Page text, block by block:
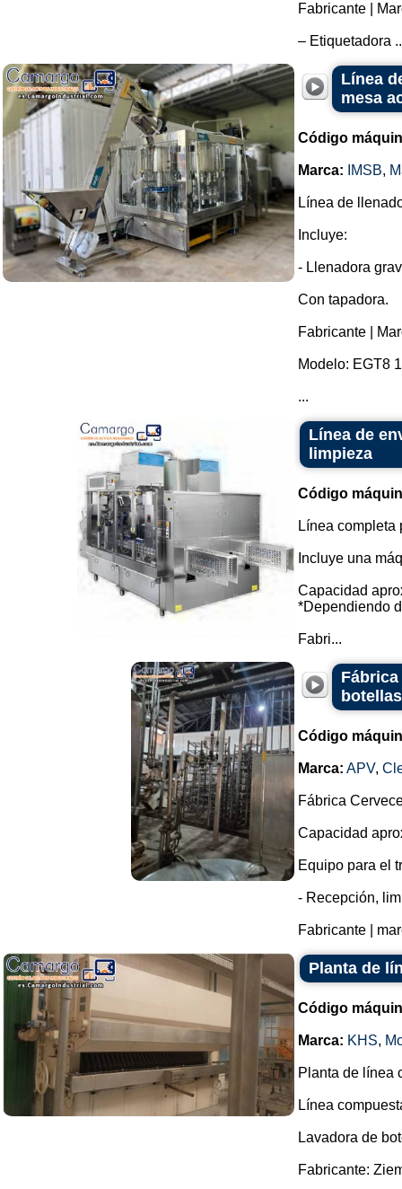
Fabricante |
– Etiquetadora
Línea
mesa
Código
Marca: IMSB,
Línea de
Incluye:
- Llenadora
Con tapadora.
Fabricante |
Modelo: EGT8
...
Línea de
limpieza
Código
Línea
Incluye una
Capacidad
*Dependiendo
Fabri...
Fábrica
Código
Marca: APV,
Fábrica
Capacidad
Equipo para el
- Recepción,
Fabricante |
Planta de
Código
Marca: KHS,
Planta de línea
Línea
Lavadora de
Fabricante: